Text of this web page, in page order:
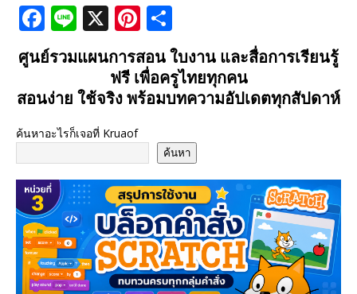
F
a
c
e
b
o
o
k
Li
n
e
X Pi
n
te
r
st
h
ar
e
ศูนย์รวมแผนการสอน ใบงาน และสื่อการเรียนรู้
ฟรี เพื่อครูไทยทุกคน
สอนง่าย ใช้จริง พร้อมบทความอัปเดตทุกสัปดาห์
ค้นหาอะไรก็เจอที่ Kruaof
ค้นหา